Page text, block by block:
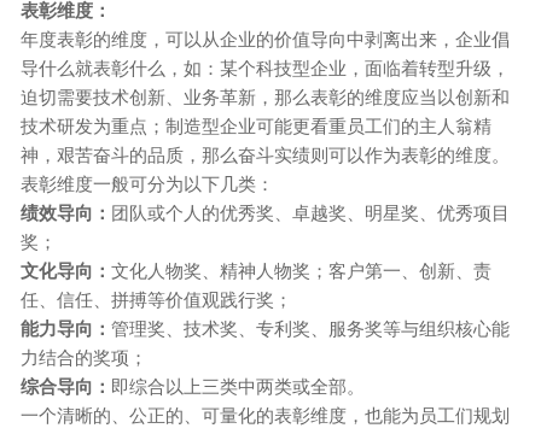
表彰维度：
年度表彰的维度，可以从企业的价值导向中剥离出来，企业倡
导什么就表彰什么，如：某个科技型企业，面临着转型升级，
迫切需要技术创新、业务革新，那么表彰的维度应当以创新和
技术研发为重点；制造型企业可能更看重员工们的主人翁精
神，艰苦奋斗的品质，那么奋斗实绩则可以作为表彰的维度。
表彰维度一般可分为以下几类：
绩效导向： 团队或个人的优秀奖、卓越奖、明星奖、优秀项目
奖；
文化导向： 文化人物奖、精神人物奖；客户第一、创新、责
任、信任、拼搏等价值观践行奖；
能力导向： 管理奖、技术奖、专利奖、服务奖等与组织核心能
力结合的奖项；
综合导向： 即综合以上三类中两类或全部。
一个清晰的、公正的、可量化的表彰维度，也能为员工们规划